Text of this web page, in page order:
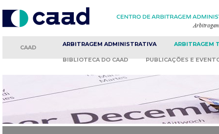
CAAD ARBITRAGEM ADMINISTRATIVA ARBITRAGEM
BIBLIOTECA DO CAAD PUBLICAÇÕES E